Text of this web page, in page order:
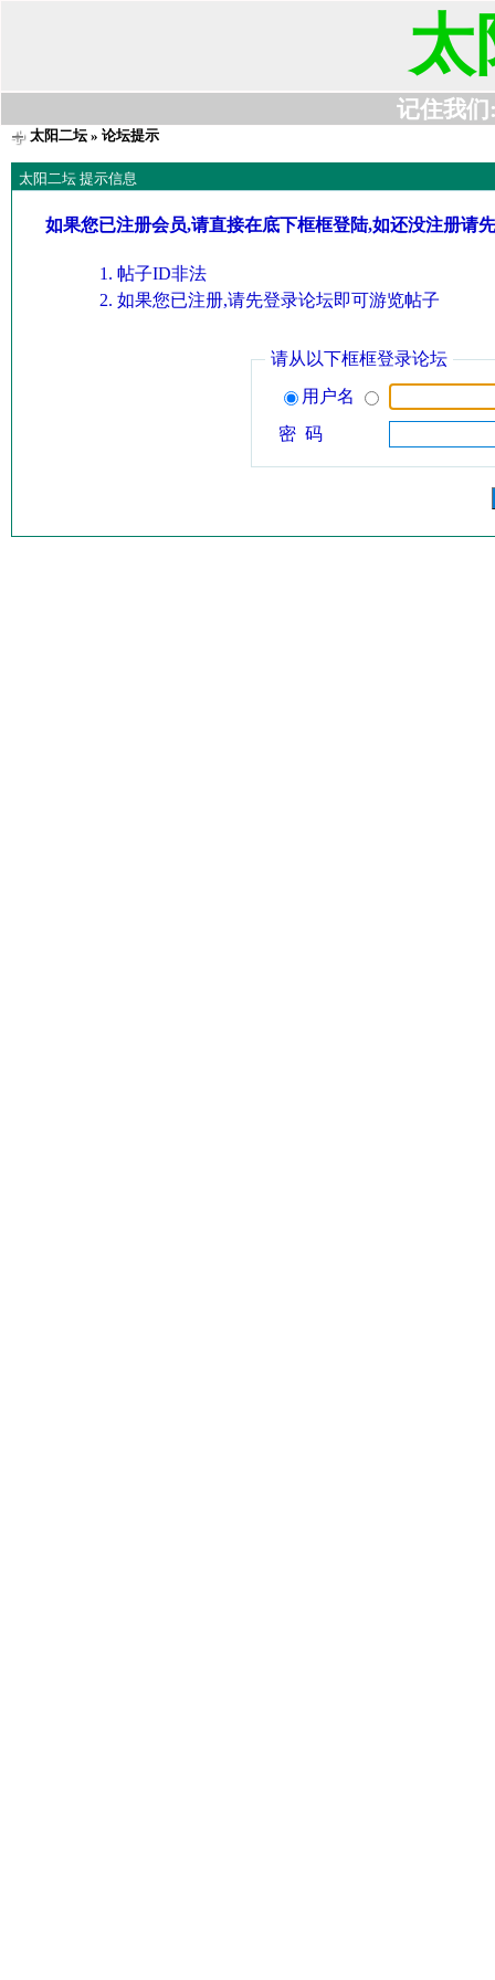
太
记住我们
太阳二坛» 论坛提示
太阳二坛 提示信息
如果您已注册会员,请直接在底下框框登陆,如还没注册请
帖子ID非法
如果您已注册,请先登录论坛即可游览帖子
请从以下框框登录论坛
用户名
密 码